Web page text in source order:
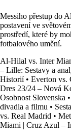
Messiho přestup do
postavení ve
prostředí, které by
fotbalového umění.
Al-Hilal vs. Inter
– Lille: Sestavy a
Historií• Everton vs.
Dres 23/24 – Nová
Osobnost Slovenska •
divadla a filmu •
vs. Real Madrid •
Miami | Cruz Azul –